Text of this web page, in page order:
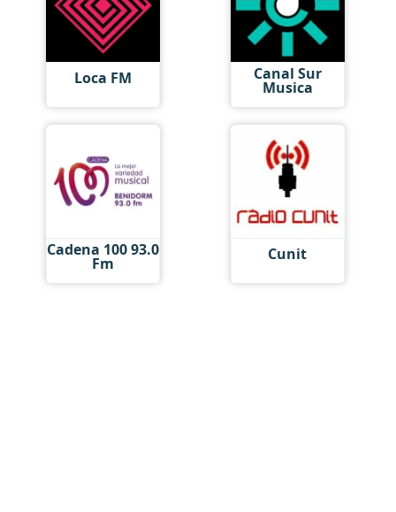
Loca FM Canal Sur
Musica
Cadena 100 93.0
Fm Cunit